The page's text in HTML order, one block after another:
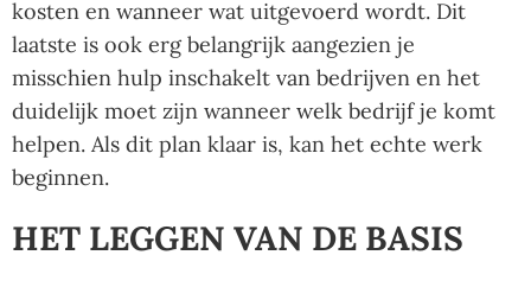
kosten en wanneer wat uitgevoerd wordt. Dit
laatste is ook erg belangrijk aangezien je
misschien hulp inschakelt van bedrijven en het
duidelijk moet zijn wanneer welk bedrijf je komt
helpen. Als dit plan klaar is, kan het echte werk
beginnen.
HET LEGGEN VAN DE BASIS